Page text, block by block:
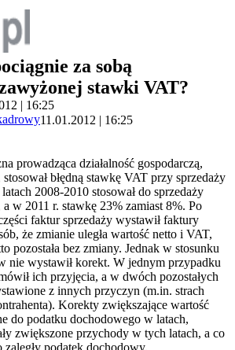
za sobą
stawki VAT?
| 16:25
11.01.2012 | 16:25
prowadząca działalność gospodarczą,
błędną stawkę VAT przy sprzedaży
2008-2010 stosował do sprzedaży
w 2011 r. stawkę 23% zamiast 8%. Po
faktur sprzedaży wystawił faktury
że zmianie uległa wartość netto i VAT,
pozostała bez zmiany. Jednak w stosunku
nie wystawił korekt. W jednym przypadku
ich przyjęcia, a w dwóch pozostałych
z innych przyczyn (m.in. strach
Korekty zwiększające wartość
do podatku dochodowego w latach,
zwiększone przychody w tych latach, a co
zaległy podatek dochodowy.